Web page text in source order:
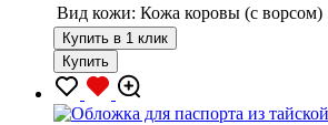
Вид кожи: Кожа коровы (с ворсом)
Купить в 1 клик
Купить